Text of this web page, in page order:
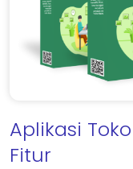
Aplikasi
Fitur